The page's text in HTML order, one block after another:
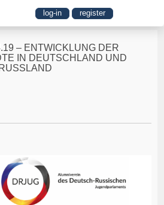
log-in register
– ENTWICKLUNG DER
IN DEUTSCHLAND UND
RUSSLAND